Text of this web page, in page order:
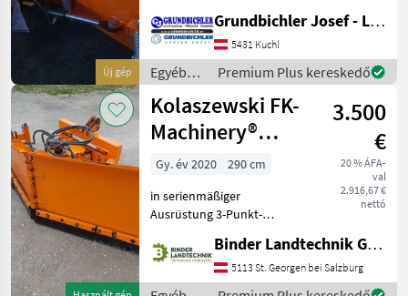
Új gép
Egyéb traktor tartozékok
Hóeke
Grundbichler Josef - Landmaschinen
5431 Kuchl
Egyéb
traktor
tartozékok
/ Stekro
Premium Plus kereskedő
Kolaszewski FK-
Machinery®
CPCV290/M-127
3.500
€
20 % ÁFA-
val
2.916,67 €
nettó
Gy. év 2020
290 cm
in serienmäßiger
Ausrüstung 3-Punkt-
Arbeitsbreite: 294-257 cm
Seitenmaße: h -
960/1090mm, L -
Binder Landtechnik GmbH & CoKG
5113 St. Georgen bei Salzburg